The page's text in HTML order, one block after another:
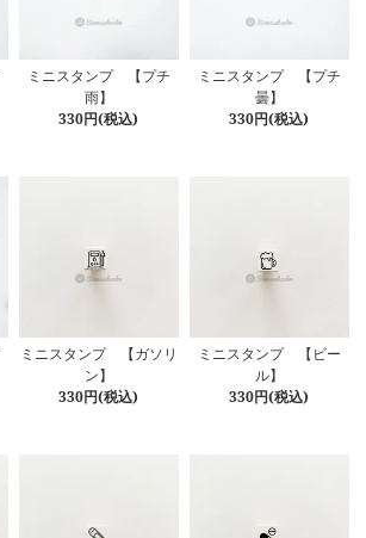
ミニスタンプ 【プチ
雨】
330円(税込)
ミニスタンプ 【プチ
曇】
330円(税込)
ミニスタンプ 【ガソリ
ン】
330円(税込)
ミニスタンプ 【ビー
ル】
330円(税込)